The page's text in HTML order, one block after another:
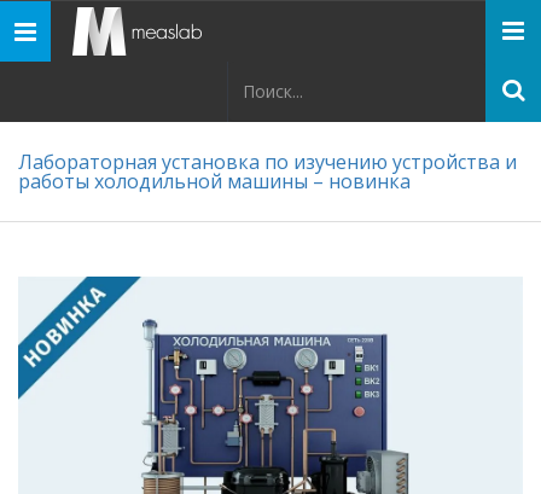
Панель
навигации
Лабораторная установка по изучению устройства и
работы холодильной машины – новинка